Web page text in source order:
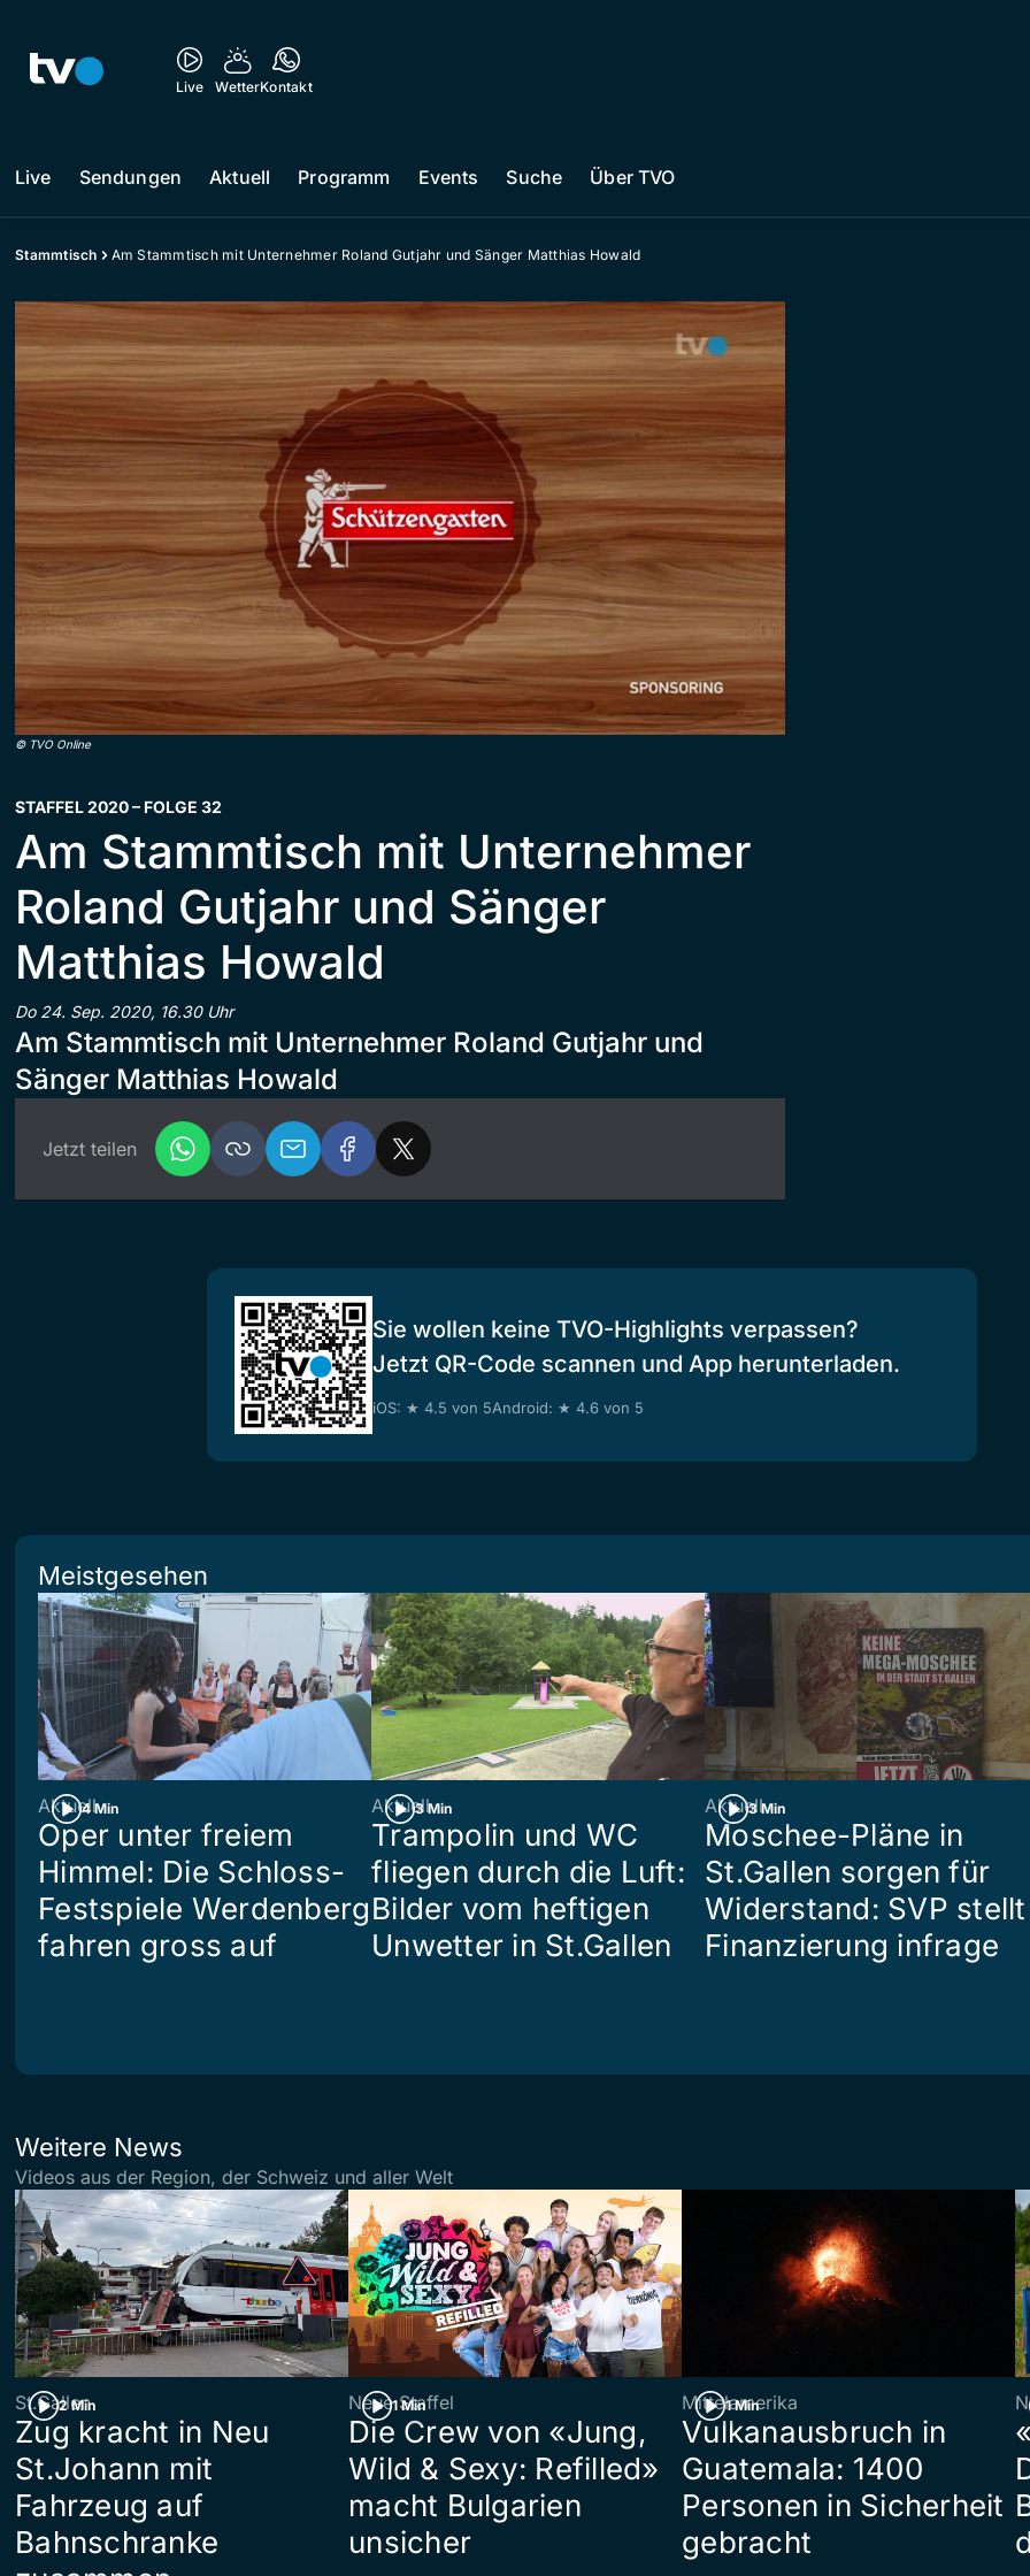
Live WetterKontakt
Live Sendungen Aktuell Programm Events Suche Über TVO
Stammtisch Am Stammtisch mit Unternehmer Roland Gutjahr und Sänger Matthias Howald
© TVO Online
STAFFEL 2020 – FOLGE 32
Am Stammtisch mit Unternehmer
Roland Gutjahr und Sänger
Matthias Howald
Do 24. Sep. 2020, 16.30 Uhr
Am Stammtisch mit Unternehmer Roland Gutjahr und
Sänger Matthias Howald
Jetzt teilen
Sie wollen keine TVO-Highlights verpassen?
Jetzt QR-Code scannen und App herunterladen.
iOS: ★ 4.5 von 5Android: ★ 4.6 von 5
Meistgesehen
4 Min
Aktuell
Oper unter freiem
Himmel: Die Schloss-
Festspiele Werdenberg
fahren gross auf
3 Min
Aktuell
Trampolin und WC
fliegen durch die Luft:
Bilder vom heftigen
Unwetter in St.Gallen
3 Min
Aktuell
Moschee-Pläne in
St.Gallen sorgen für
Widerstand: SVP stellt
Finanzierung infrage
Weitere News
Videos aus der Region, der Schweiz und aller Welt
2 Min
St.Gallen
Zug kracht in Neu
St.Johann mit
Fahrzeug auf
Bahnschranke
1 Min
Neue Staffel
Die Crew von «Jung,
Wild & Sexy: Refilled»
macht Bulgarien
unsicher
1 Min
Mittelamerika
Vulkanausbruch in
Guatemala: 1400
Personen in Sicherheit
gebracht